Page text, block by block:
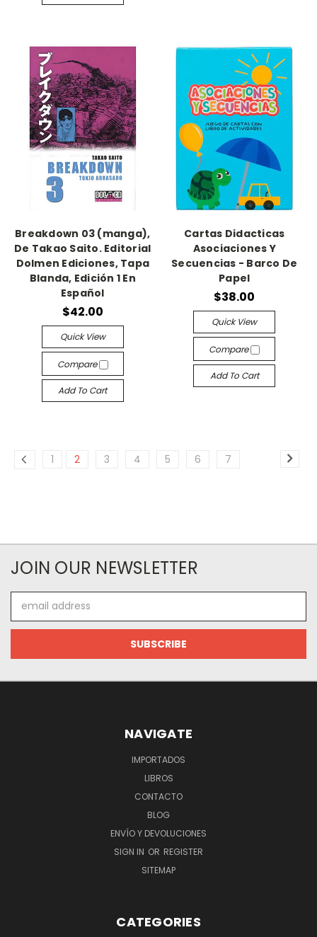
Breakdown 03 (manga),
De Takao Saito. Editorial
Dolmen Ediciones, Tapa
Blanda, Edición 1 En
Español
$42.00
Quick View
Compare
Add To Cart
Cartas Didacticas
Asociaciones Y
Secuencias - Barco De
Papel
$38.00
Quick View
Compare
Add To Cart
1 2 3 4 5 6 7
JOIN OUR NEWSLETTER
Address
NAVIGATE
IMPORTADOS
LIBROS
CONTACTO
BLOG
ENVÍO Y DEVOLUCIONES
SIGN IN OR REGISTER
SITEMAP
CATEGORIES